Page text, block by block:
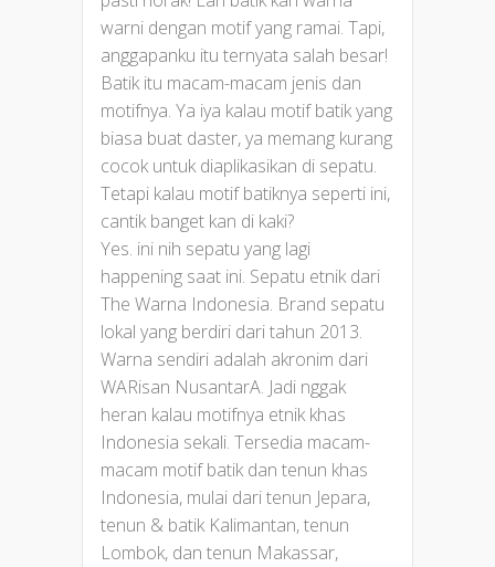
warni dengan motif yang ramai. Tapi,
anggapanku itu ternyata salah besar!
Batik itu macam-macam jenis dan
motifnya. Ya iya kalau motif batik yang
biasa buat daster, ya memang kurang
cocok untuk diaplikasikan di sepatu.
Tetapi kalau motif batiknya seperti ini,
cantik banget kan di kaki?
Yes. ini nih sepatu yang lagi
happening saat ini. Sepatu etnik dari
The Warna Indonesia. Brand sepatu
lokal yang berdiri dari tahun 2013.
Warna sendiri adalah akronim dari
WARisan NusantarA. Jadi nggak
heran kalau motifnya etnik khas
Indonesia sekali. Tersedia macam-
macam motif batik dan tenun khas
Indonesia, mulai dari tenun Jepara,
tenun & batik Kalimantan, tenun
Lombok, dan tenun Makassar,